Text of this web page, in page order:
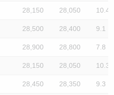
28,150 28,050 10.4
28,500 28,400 9.1
28,900 28,800 7.8
28,150 28,050 10.3
28,450 28,350 9.3